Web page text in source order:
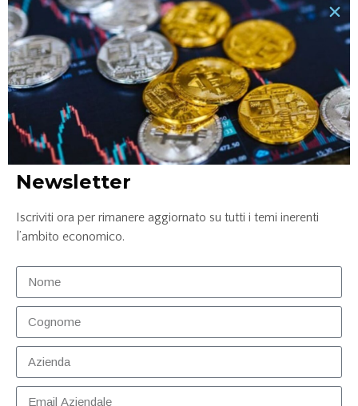
LEGGI TUTTO »
Palucart trionfa a Le Fonti Awards 2023
LEGGI TUTTO »
Newsletter
Iscriviti ora per rimanere aggiornato su tutti i temi inerenti
l’ambito economico.